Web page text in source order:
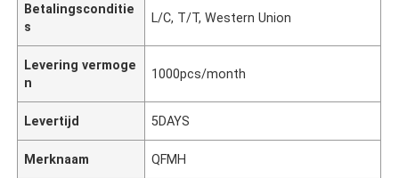
Betalingsconditie
s
L/C, T/T, Western Union
Levering vermoge
n
1000pcs/month
Levertijd 5DAYS
Merknaam QFMH